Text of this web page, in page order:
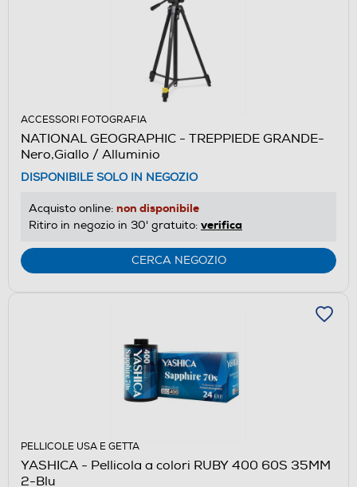
ACCESSORI FOTOGRAFIA
NATIONAL GEOGRAPHIC - TREPPIEDE GRANDE-
Nero,Giallo / Alluminio
DISPONIBILE SOLO IN NEGOZIO
Acquisto online: non disponibile
Ritiro in negozio in 30' gratuito: verifica
CERCA NEGOZIO
PELLICOLE USA E GETTA
YASHICA - Pellicola a colori RUBY 400 60S 35MM
2-Blu